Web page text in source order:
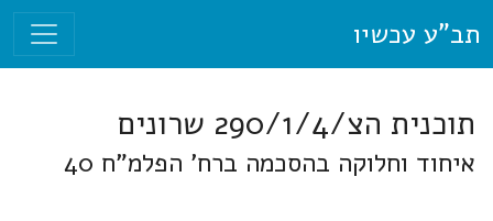
תב"ע עכשיו
תוכנית הצ/290/1/4 שרונים
איחוד וחלוקה בהסכמה ברח' הפלמ"ח 40